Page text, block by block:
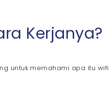
Kerjanya?
untuk memahami apa itu wifi